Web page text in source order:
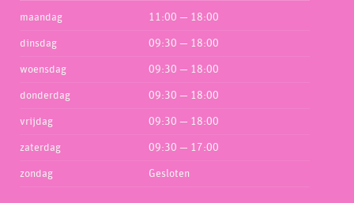
maandag 11:00 — 18:00
dinsdag 09:30 — 18:00
woensdag 09:30 — 18:00
donderdag 09:30 — 18:00
vrijdag 09:30 — 18:00
zaterdag 09:30 — 17:00
zondag Gesloten